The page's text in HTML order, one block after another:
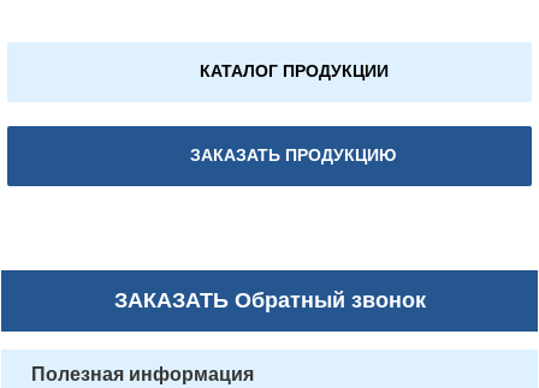
КАТАЛОГ ПРОДУКЦИИ
ЗАКАЗАТЬ ПРОДУКЦИЮ
ЗАКАЗАТЬОбратный звонок
Полезная информация